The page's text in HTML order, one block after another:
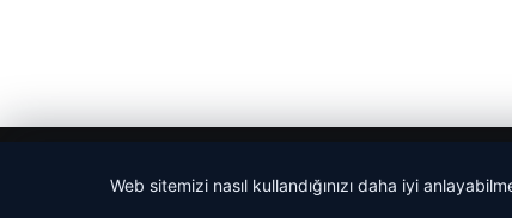
Web sitemizi nasıl kullandığınızı daha iyi